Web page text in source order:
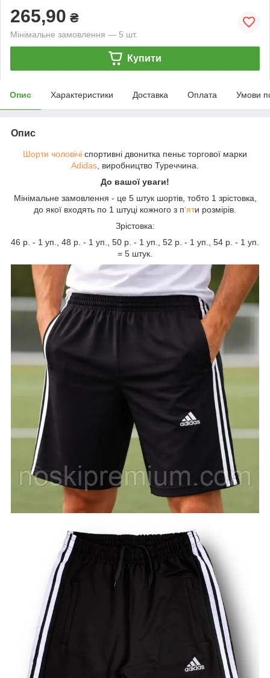
265,90 ₴
Мінімальне замовлення — 5 шт.
Купити
Опис Характеристики Доставка Оплата Умови
Опис
Шорти чоловічі спортивні двонитка пеньє торгової марки
Adidas , виробництво Туреччина.
До вашої уваги!
Мінімальне замовлення - це 5 штук шортів, тобто 1 зрістовка,
до якої входять по 1 штуці кожного з п'яти розмірів.
Зрістовка:
46 р. - 1 уп., 48 р. - 1 уп., 50 р. - 1 уп., 52 р. - 1 уп., 54 р. - 1 уп.
= 5 штук.